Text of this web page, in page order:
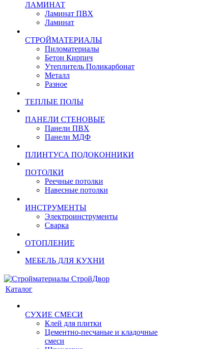
ЛАМИНАТ
Ламинат ПВХ
Ламинат
СТРОЙМАТЕРИАЛЫ
Пиломатериалы
Бетон Кирпич
Утеплитель Поликарбонат
Металл
Разное
ТЕПЛЫЕ ПОЛЫ
ПАНЕЛИ СТЕНОВЫЕ
Панели ПВХ
Панели МДФ
ПЛИНТУСА ПОДОКОННИКИ
ПОТОЛКИ
Реечные потолки
Навесные потолки
ИНСТРУМЕНТЫ
Электроинструменты
Сварка
ОТОПЛЕНИЕ
МЕБЕЛЬ ДЛЯ КУХНИ
Каталог
СУХИЕ СМЕСИ
Клей для плитки
Цементно-песчаные и кладочные
смеси